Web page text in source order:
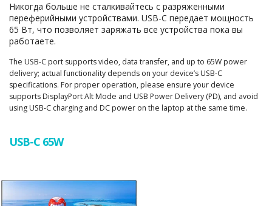
Никогда больше не сталкивайтесь с разряженными
переферийными устройствами. USB-C передает мощность
65 Вт, что позволяет заряжать все устройства пока вы
работаете.
The USB-C port supports video, data transfer, and up to 65W power
delivery; actual functionality depends on your device’s USB-C
specifications. For proper operation, please ensure your device
supports DisplayPort Alt Mode and USB Power Delivery (PD), and avoid
using USB-C charging and DC power on the laptop at the same time.
USB-C 65W